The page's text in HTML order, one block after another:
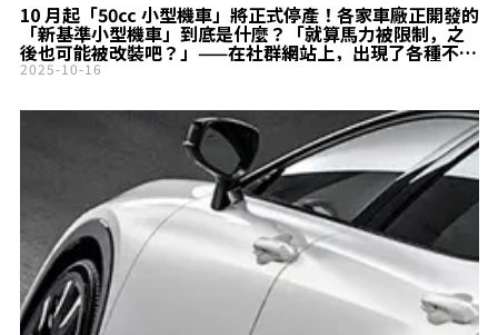
10 月起「50cc 小型機車」將正式停產！各家車廠正開發的
「新基準小型機車」到底是什麼？「就算馬力被限制，之
後也可能被改裝吧？」——在社群網站上，出現了各種不同
的擔憂聲音
2025-10-16